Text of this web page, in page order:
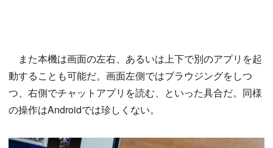
また本機は画面の左右、あるいは上下で別のアプリを起
動することも可能だ。画面左側ではブラウジングをしつ
つ、右側でチャットアプリを読む、といった具合だ。同様
の操作はAndroidでは珍しくない。